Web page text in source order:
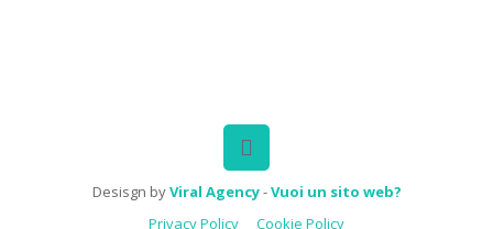
Desisgn byViral Agency-Vuoi un sito web?
Privacy Policy
Cookie Policy